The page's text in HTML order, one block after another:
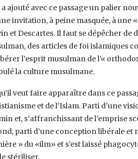
ajouté avec ce passage un palier
invitation, à peine masquée, à ‎une
et ‎Descartes. Il faut se dépêcher
des articles de foi islamiques
l’esprit musulman de l’«
la culture ‎musulmane.
veut faire apparaître dans ce
et de l’Islam. Parti d’une
et, s’affranchissant de ‎l’emprise
‎parti d’une conception libérale et
» du «ilm» et s’est laissé
stériliser.